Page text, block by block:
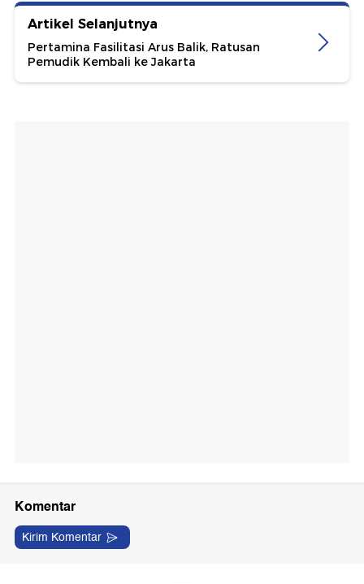
Artikel Selanjutnya
Pertamina Fasilitasi Arus Balik, Ratusan
Pemudik Kembali ke Jakarta